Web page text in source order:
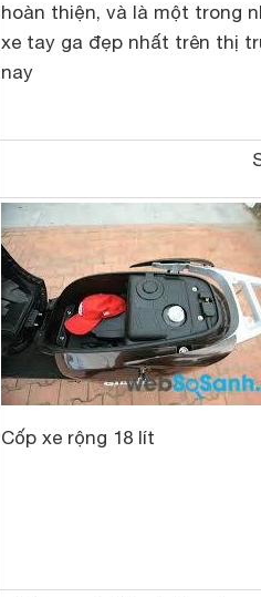
hoàn thiện, và là một trong
xe tay ga đẹp nhất trên thị
nay
Cốp xe rộng 18 lít